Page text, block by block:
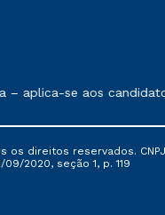
de serviços.
aplica-se aos
direitos reservados.
2020, seção 1, p. 119